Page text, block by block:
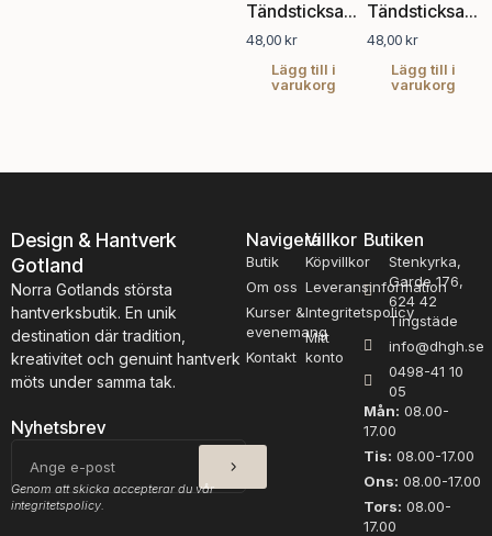
alternativen
kan
Tändsticksask, frökapslar
48,00kr
Lägg till i
varukorg
Tändsticksask, sommarfrön
48,00kr
Lägg till i
varukorg
Design & Hantverk
Gotland
Norra Gotlands största
hantverksbutik. En unik
destination där tradition,
kreativitet och genuint hantverk
möts under samma tak.
Nyhetsbrev
post
SKICKA
Genom att skicka accepterar du vår
integritetspolicy.
Navigera
Butik
Om oss
Kurser &
evenemang
Kontakt
Villkor
Köpvillkor
Leveransinformation
Integritetspolicy
Mitt
konto
Butiken
Stenkyrka,
Garde 176,
624 42
Tingstäde
info@dhgh.se
0498-41 10
05
Mån: 08.00-
17.00
Tis: 08.00-17.00
Ons: 08.00-17.00
Tors: 08.00-
17.00